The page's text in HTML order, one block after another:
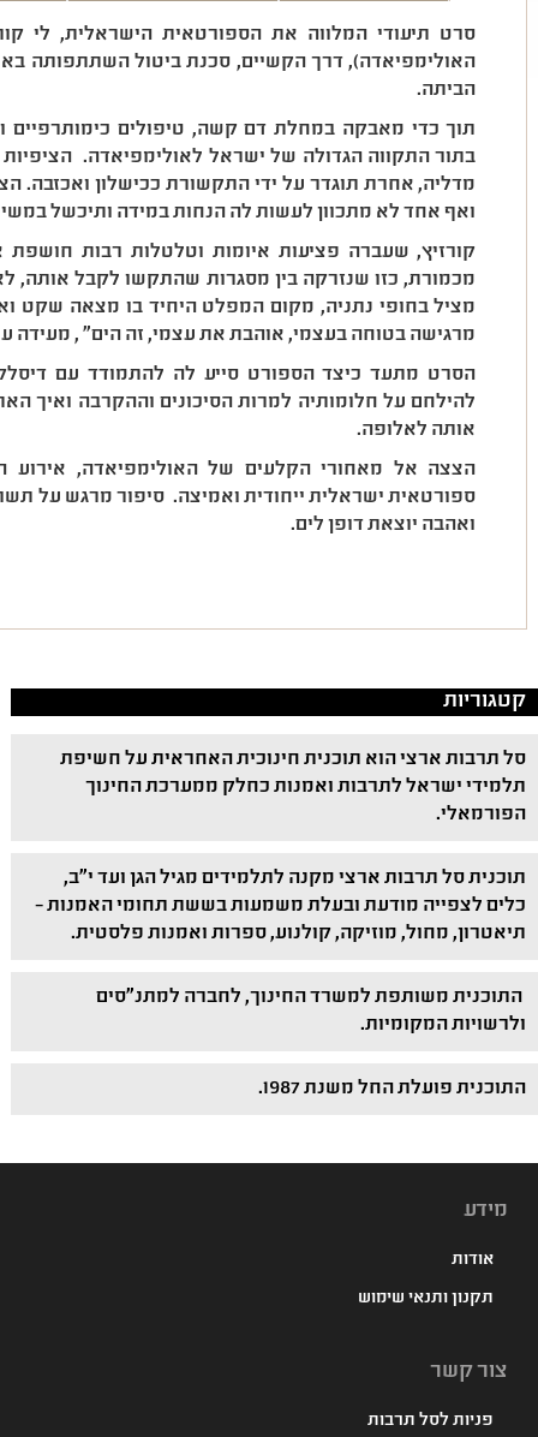
סרט תיעודי המלווה את הספורטאית הישראלית, לי
האולימפיאדה), דרך הקשיים, סכנת ביטול השתתפותה
הביתה.
תוך כדי מאבקה במחלת דם קשה, טיפולים כימותרפיים
בתור התקווה הגדולה של ישראל לאולימפיאדה.
מדליה, אחרת תוגדר על ידי התקשורת ככישלון ואכזבה.
ואף אחד לא מתכוון לעשות לה הנחות במידה ותיכשל
קורזיץ, שעברה פציעות איומות וטלטלות רבות
מכמורת, כזו שנזרקה בין מסגרות שהתקשו לקבל אותה,
מציל בחופי נתניה, מקום המפלט היחיד בו מצאה שקט
מרגישה בטוחה בעצמי, אוהבת את עצמי, זה הים" , מעידה
הסרט מתעד כיצד הספורט סייע לה להתמודד עם
להילחם על חלומותיה למרות הסיכונים וההקרבה ואיך
אותה לאלופה.
הצצה אל מאחורי הקלעים של האולימפיאדה, אירוע
ספורטאית ישראלית ייחודית ואמיצה. סיפור מרגש על
ואהבה יוצאת דופן לים.
קטגוריות
סל תרבות ארצי הוא תוכנית חינוכית האחראית על חשיפת
תלמידי ישראל לתרבות ואמנות כחלק ממערכת החינוך
הפורמאלי.
תוכנית סל תרבות ארצי מקנה לתלמידים מגיל הגן ועד י"ב,
כלים לצפייה מודעת ובעלת משמעות בששת תחומי האמנות –
תיאטרון, מחול, מוזיקה, קולנוע, ספרות ואמנות פלסטית.
התוכנית משותפת למשרד החינוך, לחברה למתנ"סים
ולרשויות המקומיות.
התוכנית פועלת החל משנת 1987.
מידע
אודות
תקנון ותנאי שימוש
צור קשר
פניות לסל תרבות